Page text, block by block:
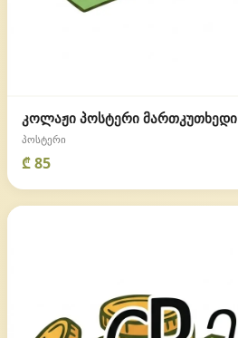
კოლაჟი პოსტერი მართკუთხედი
პოსტერი
₾ 85